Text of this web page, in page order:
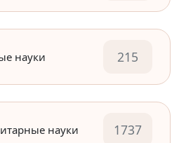
науки 215
науки 1737